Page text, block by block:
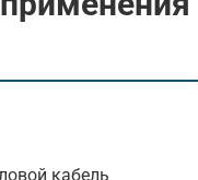
кабель